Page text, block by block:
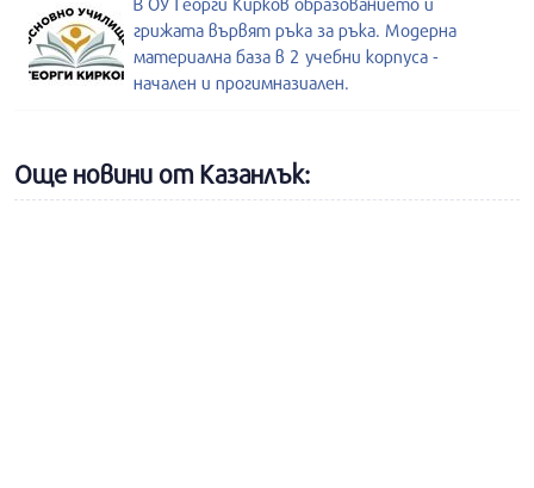
грижата вървят ръка за ръка. Модерна
материална база в 2 учебни корпуса -
начален и прогимназиален.
Още новини от Казанлък: